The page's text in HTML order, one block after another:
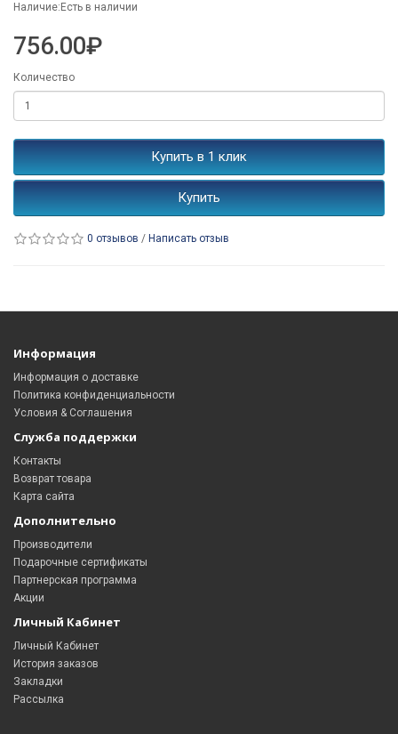
Наличие:Есть в наличии
756.00₽
Количество
Купить в 1 клик
Купить
0 отзывов / Написать отзыв
Информация
Информация о доставке
Политика конфиденциальности
Условия & Соглашения
Служба поддержки
Контакты
Возврат товара
Карта сайта
Дополнительно
Производители
Подарочные сертификаты
Партнерская программа
Акции
Личный Кабинет
Личный Кабинет
История заказов
Закладки
Рассылка